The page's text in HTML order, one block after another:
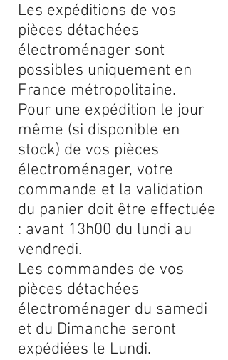
Les expéditions de vos
pièces détachées
électroménager sont
possibles uniquement en
France métropolitaine.
Pour une expédition le jour
même (si disponible en
stock) de vos pièces
électroménager, votre
commande et la validation
du panier doit être effectuée
: avant 13h00 du lundi au
vendredi.
Les commandes de vos
pièces détachées
électroménager du samedi
et du Dimanche seront
expédiées le Lundi.